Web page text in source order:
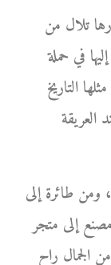
تلال من
في حملة
التاريخ
العريقة
ومن طائرة إلى
إلى متجر
الجمال راح